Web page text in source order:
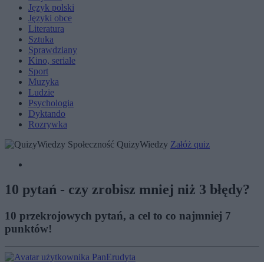
Język polski
Języki obce
Literatura
Sztuka
Sprawdziany
Kino, seriale
Sport
Muzyka
Ludzie
Psychologia
Dyktando
Rozrywka
Społeczność QuizyWiedzy Załóż quiz
10 pytań - czy zrobisz mniej niż 3 błędy?
10 przekrojowych pytań, a cel to co najmniej 7
punktów!